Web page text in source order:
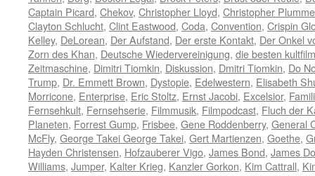
Captain Picard, Chekov, Christopher Lloyd, Christopher
Clayton Schlucht, Clint Eastwood, Coda, Convention, Crispin
Kelley, DeLorean, Der Aufstand, Der erste Kontakt, Der Onkel
Zorn des Khan, Deutsche Wiedervereinigung, die besten
Zeitmaschine, Dimitri Tiomkin, Diskussion, Dmitri Tiomkin, Do
Trump, Dr. Emmett Brown, Dystopie, Edelwestern, Elisabeth
Morricone, Enterprise, Eric Stoltz, Ernst Jacobi, Excelsior,
Fernsehkult, Fernsehserie, Filmmusik, Filmpodcast, Fluch der
Planeten, Forrest Gump, Frisbee, Gene Roddenberry, General
McFly, George Takei George Takei, Gert Martienzen, Goethe,
Hayden Christensen, Hofzauberer Vigo, James Bond, James
Williams, Jumper, Kalter Krieg, Kanzler Gorkon, Kim Cattrall,